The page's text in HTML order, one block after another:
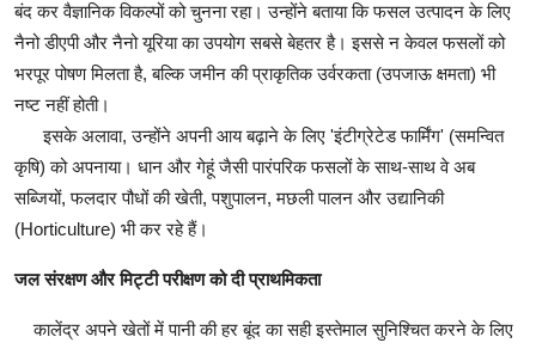
बंद कर वैज्ञानिक विकल्पों को चुनना रहा। उन्होंने बताया कि फसल उत्पादन के लिए
नैनो डीएपी और नैनो यूरिया का उपयोग सबसे बेहतर है। इससे न केवल फसलों को
भरपूर पोषण मिलता है, बल्कि जमीन की प्राकृतिक उर्वरकता (उपजाऊ क्षमता) भी
नष्ट नहीं होती।
​इसके अलावा, उन्होंने अपनी आय बढ़ाने के लिए 'इंटीग्रेटेड फार्मिंग' (समन्वित
कृषि) को अपनाया। धान और गेहूं जैसी पारंपरिक फसलों के साथ-साथ वे अब
सब्जियों, फलदार पौधों की खेती, पशुपालन, मछली पालन और उद्यानिकी
(Horticulture) भी कर रहे हैं।
​जल संरक्षण और मिट्टी परीक्षण को दी प्राथमिकता
​कालेंद्र अपने खेतों में पानी की हर बूंद का सही इस्तेमाल सुनिश्चित करने के लिए